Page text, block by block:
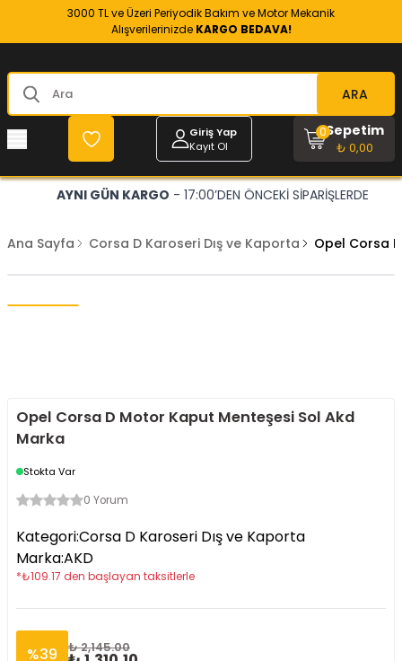
3000 TL ve Üzeri Periyodik Bakım ve Motor Mekanik
Alışverilerinizde KARGO BEDAVA!
ARA
Giriş Yap
Kayıt Ol
Sepetim
₺ 0,00
0
AYNI GÜN KARGO - 17:00’DEN ÖNCEKİ SİPARİŞLERDE
Ana Sayfa Corsa D Karoseri Dış ve Kaporta Opel Corsa
Opel Corsa D Motor Kaput Menteşesi Sol Akd
Marka
Stokta Var
0 Yorum
Kategori:Corsa D Karoseri Dış ve Kaporta
Marka:AKD
*₺109.17 den başlayan taksitlerle
%39 ₺ 2,145.00